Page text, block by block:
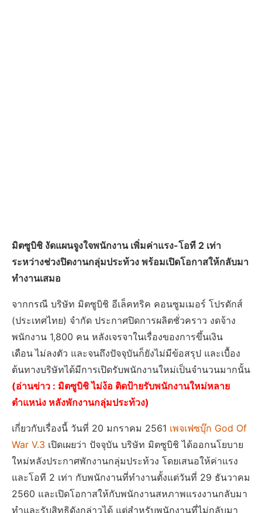
มิตซูบิชิ งัดแผนจูงใจพนักงาน เพิ่มค่าแรง-โอที 2 เท่า
ระหว่างช่วงปิดงานกลุ่มประท้วง พร้อมเปิดโอกาสให้กลับมา
ทำงานเสมอ
จากกรณี บริษัท มิตซูบิชิ อีเล็คทริค คอนซูมเมอร์ โปรดักส์
(ประเทศไทย) จำกัด ประกาศปิดการผลิตชั่วคราว งดจ้าง
พนักงาน 1,800 คน หลังเจรจาในเรื่องของการขึ้นเงิน
เดือน ไม่ลงตัว และจนถึงปัจจุบันก็ยังไม่มีข้อสรุป และเบื้อง
ต้นทางบริษัทได้มีการเปิดรับพนักงานใหม่เป็นจำนวนมากนั้น
(อ่านข่าว : มิตซูบิชิ ไม่ง้อ ติดป้ายรับพนักงานใหม่หลาย
ตำแหน่ง หลังพักงานกลุ่มประท้วง)
เกี่ยวกับเรื่องนี้ วันที่ 20 มกราคม 2561 เพจเฟซบุ๊ก God Of
War V.3 เปิดเผยว่า ปัจจุบัน บริษัท มิตซูบิชิ ได้ออกนโยบาย
ใหม่หลังประกาศพักงานกลุ่มประท้วง โดยเสนอให้ค่าแรง
และโอที 2 เท่า กับพนักงานที่ทำงานตั้งแต่วันที่ 29 ธันวาคม
2560 และเปิดโอกาสให้กับพนักงานสหภาพแรงงานกลับมา
ทำและรับสิทธิดังกล่าวได้ แต่สำหรับพนักงานที่ไม่กลับมา